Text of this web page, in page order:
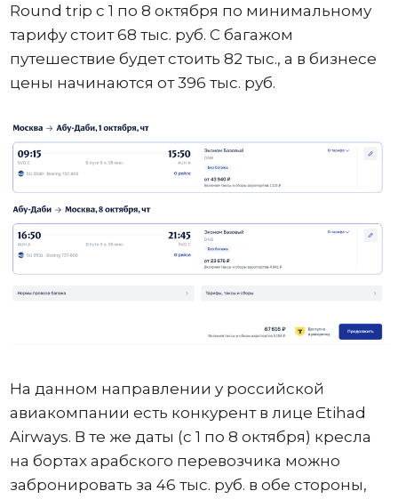
Round trip с 1 по 8 октября по минимальному
тарифу стоит 68 тыс. руб. С багажом
путешествие будет стоить 82 тыс., а в бизнесе
цены начинаются от 396 тыс. руб.
На данном направлении у российской
авиакомпании есть конкурент в лице Etihad
Airways. В те же даты (с 1 по 8 октября) кресла
на бортах арабского перевозчика можно
забронировать за 46 тыс. руб. в обе стороны,